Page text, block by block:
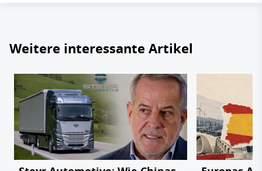
Weitere interessante Artikel